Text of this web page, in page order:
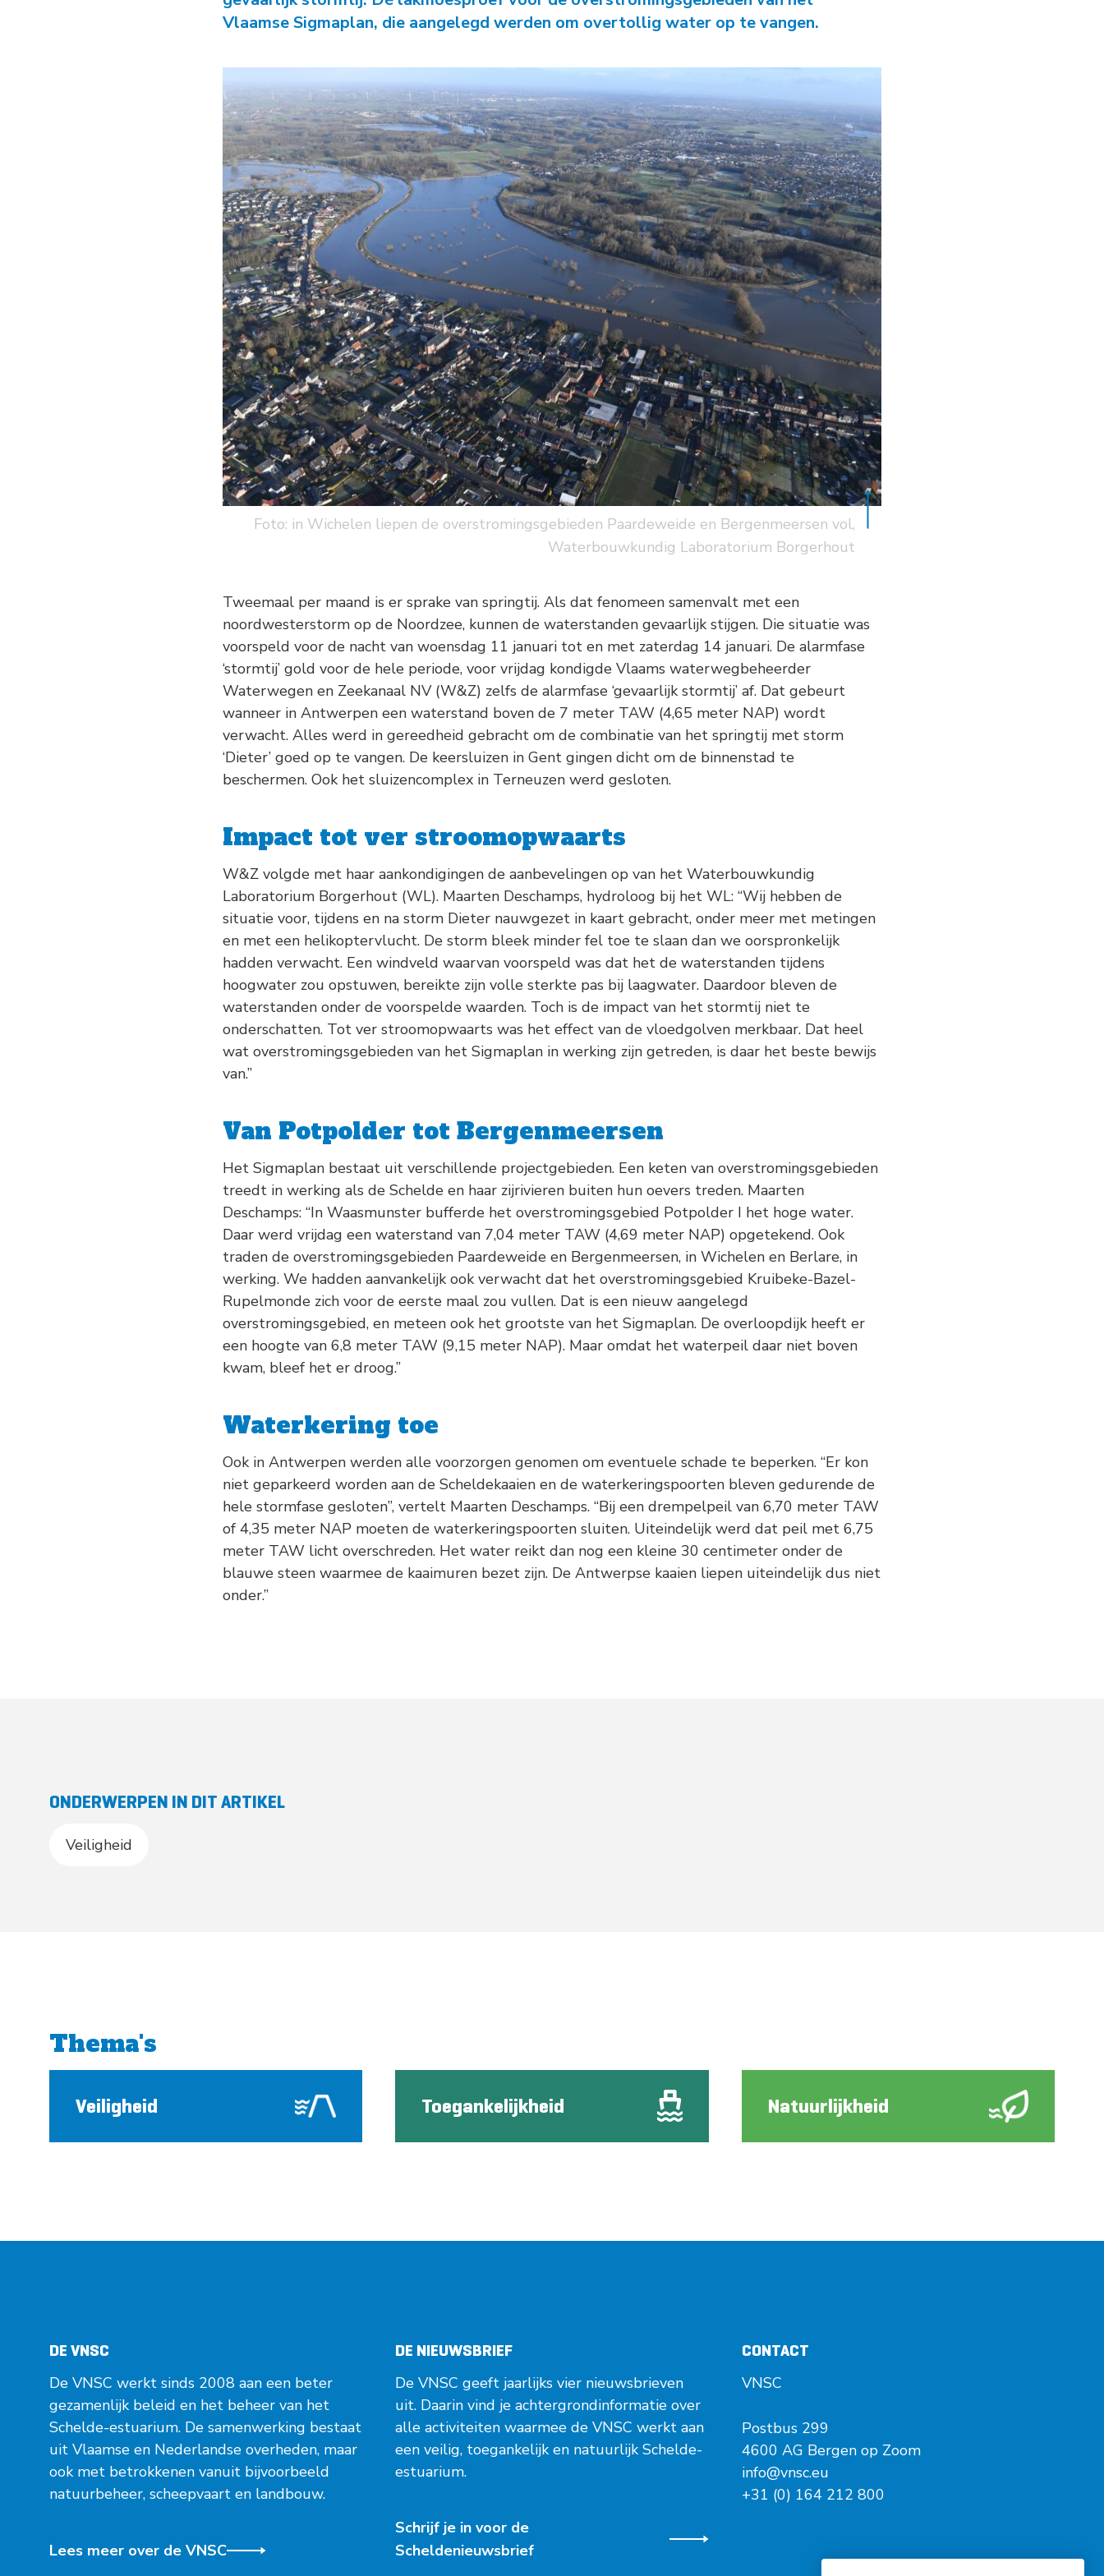
2030 Schelde-estuarium
-Droogte Kanaal Gent-
Terneuzen
-Pilot Welzinge en
Schorerpolder
Vlaamse Sigmaplan, die aangelegd werden om overtollig water op te vangen.
Foto: in Wichelen liepen de overstromingsgebieden Paardeweide en Bergenmeersen vol,
Waterbouwkundig Laboratorium Borgerhout
Tweemaal per maand is er sprake van springtij. Als dat fenomeen samenvalt met een
noordwesterstorm op de Noordzee, kunnen de waterstanden gevaarlijk stijgen. Die situatie was
voorspeld voor de nacht van woensdag 11 januari tot en met zaterdag 14 januari. De alarmfase
‘stormtij’ gold voor de hele periode, voor vrijdag kondigde Vlaams waterwegbeheerder
Waterwegen en Zeekanaal NV (W&Z) zelfs de alarmfase ‘gevaarlijk stormtij’ af. Dat gebeurt
wanneer in Antwerpen een waterstand boven de 7 meter TAW (4,65 meter NAP) wordt
verwacht. Alles werd in gereedheid gebracht om de combinatie van het springtij met storm
‘Dieter’ goed op te vangen. De keersluizen in Gent gingen dicht om de binnenstad te
beschermen. Ook het sluizencomplex in Terneuzen werd gesloten.
Impact tot ver stroomopwaarts
W&Z volgde met haar aankondigingen de aanbevelingen op van het Waterbouwkundig
Laboratorium Borgerhout (WL). Maarten Deschamps, hydroloog bij het WL: “Wij hebben de
situatie voor, tijdens en na storm Dieter nauwgezet in kaart gebracht, onder meer met metingen
en met een helikoptervlucht. De storm bleek minder fel toe te slaan dan we oorspronkelijk
hadden verwacht. Een windveld waarvan voorspeld was dat het de waterstanden tijdens
hoogwater zou opstuwen, bereikte zijn volle sterkte pas bij laagwater. Daardoor bleven de
waterstanden onder de voorspelde waarden. Toch is de impact van het stormtij niet te
onderschatten. Tot ver stroomopwaarts was het effect van de vloedgolven merkbaar. Dat heel
wat overstromingsgebieden van het Sigmaplan in werking zijn getreden, is daar het beste bewijs
van.”
Van Potpolder tot Bergenmeersen
Het Sigmaplan bestaat uit verschillende projectgebieden. Een keten van overstromingsgebieden
treedt in werking als de Schelde en haar zijrivieren buiten hun oevers treden. Maarten
Deschamps: “In Waasmunster bufferde het overstromingsgebied Potpolder I het hoge water.
Daar werd vrijdag een waterstand van 7,04 meter TAW (4,69 meter NAP) opgetekend. Ook
traden de overstromingsgebieden Paardeweide en Bergenmeersen, in Wichelen en Berlare, in
werking. We hadden aanvankelijk ook verwacht dat het overstromingsgebied Kruibeke-Bazel-
Rupelmonde zich voor de eerste maal zou vullen. Dat is een nieuw aangelegd
overstromingsgebied, en meteen ook het grootste van het Sigmaplan. De overloopdijk heeft er
een hoogte van 6,8 meter TAW (9,15 meter NAP). Maar omdat het waterpeil daar niet boven
kwam, bleef het er droog.”
Waterkering toe
Ook in Antwerpen werden alle voorzorgen genomen om eventuele schade te beperken. “Er kon
niet geparkeerd worden aan de Scheldekaaien en de waterkeringspoorten bleven gedurende de
hele stormfase gesloten”, vertelt Maarten Deschamps. “Bij een drempelpeil van 6,70 meter TAW
of 4,35 meter NAP moeten de waterkeringspoorten sluiten. Uiteindelijk werd dat peil met 6,75
meter TAW licht overschreden. Het water reikt dan nog een kleine 30 centimeter onder de
blauwe steen waarmee de kaaimuren bezet zijn. De Antwerpse kaaien liepen uiteindelijk dus niet
onder.”
ONDERWERPEN IN DIT ARTIKEL
Veiligheid
Thema's
Veiligheid Toegankelijkheid Natuurlijkheid
DE VNSC
De VNSC werkt sinds 2008 aan een beter
gezamenlijk beleid en het beheer van het
Schelde-estuarium. De samenwerking bestaat
uit Vlaamse en Nederlandse overheden, maar
ook met betrokkenen vanuit bijvoorbeeld
natuurbeheer, scheepvaart en landbouw.
Lees meer over de VNSC
DE NIEUWSBRIEF
De VNSC geeft jaarlijks vier nieuwsbrieven
uit. Daarin vind je achtergrondinformatie over
alle activiteiten waarmee de VNSC werkt aan
een veilig, toegankelijk en natuurlijk Schelde-
estuarium.
Schrijf je in voor de
Scheldenieuwsbrief
CONTACT
VNSC
Postbus 299
4600 AG Bergen op Zoom
info@vnsc.eu
+31 (0) 164 212 800